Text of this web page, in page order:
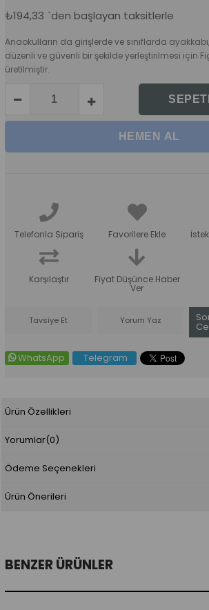
₺194,33 `den başlayan taksitlerle
Anaokulların da girişlerde ve sınıflarda
düzenli ve güvenli bir şekilde yerleştirilmesi için
üretilmiştir.
Telefonla Sipariş Favorilere Ekle
Karşılaştır Fiyat Düşünce Haber
Ver
Tavsiye Et Yorum Yaz
WhatsApp Telegram
Ürün Özellikleri
Yorumlar(0)
Ödeme Seçenekleri
Ürün Önerileri
BENZER ÜRÜNLER